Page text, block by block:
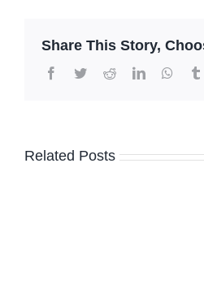
Share This Story,
Facebook
TwitterRedditLinkedIn
Related Posts